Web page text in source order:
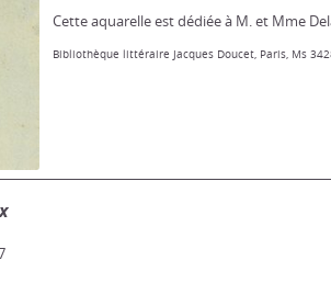
Cette aquarelle est dédiée à M. et Mme
Bibliothèque littéraire Jacques Doucet, Paris, Ms